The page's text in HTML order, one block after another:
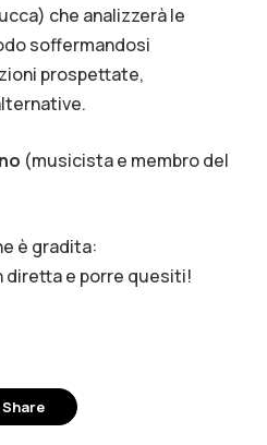
che analizzerà le
soffermandosi
prospettate,
(musicista e membro del
è gradita:
e porre quesiti!
Share